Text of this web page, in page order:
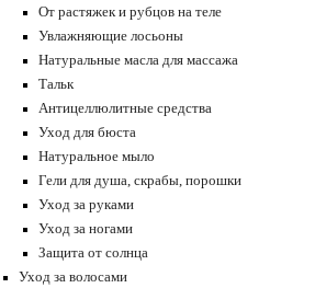
От растяжек и рубцов на теле
Увлажняющие лосьоны
Натуральные масла для массажа
Тальк
Антицеллюлитные средства
Уход для бюста
Натуральное мыло
Гели для душа, скрабы, порошки
Уход за руками
Уход за ногами
Защита от солнца
Уход за волосами